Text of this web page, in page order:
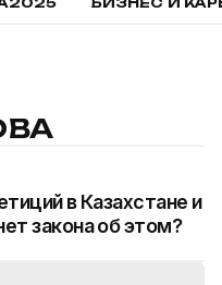
в Казахстане и
закона об этом?